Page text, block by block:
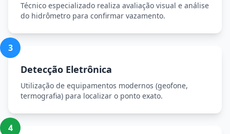
Técnico especializado realiza avaliação visual e análise
do hidrômetro para confirmar vazamento.
3
Detecção Eletrônica
Utilização de equipamentos modernos (geofone,
termografia) para localizar o ponto exato.
4